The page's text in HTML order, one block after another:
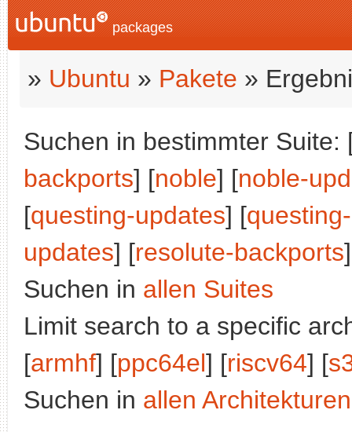
packages
» Ubuntu » Pakete »
Suchen in bestimmter Suite:
backports] [noble] [noble-
[questing-updates] [
updates] [resolute-backports
Suchen in allen Suites
Limit search to a specific
[armhf] [ppc64el] [riscv64] [
Suchen in allen Architekturen